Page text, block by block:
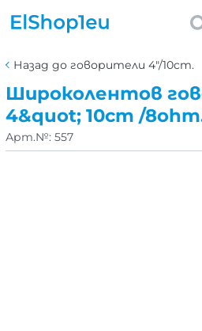
Назад до говорители 4"/10cm.
Широколентов
4&quot; 10cm /
Арт.№: 557